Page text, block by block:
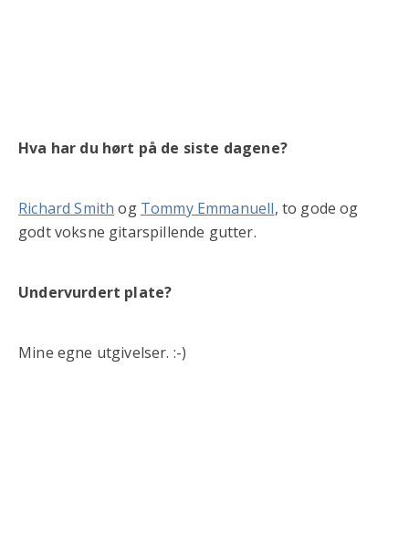
Hva har du hørt på de siste dagene?
Richard Smith og Tommy Emmanuell, to gode og
godt voksne gitarspillende gutter.
Undervurdert plate?
Mine egne utgivelser. :-)